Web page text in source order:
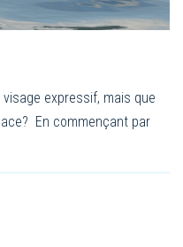
expressif, mais que
En commençant par